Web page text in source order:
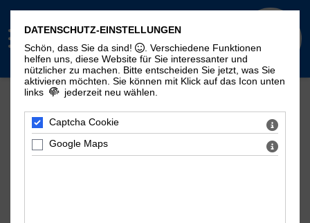
Mehr Seiten zum Thema "Moritzorgel":
Geschichte
Zeitstrahl
Disposition
Kontakt
DATENSCHUTZ-EINSTELLUNGEN
Schön, dass Sie da sind!
. Verschiedene Funktionen
helfen uns, diese Website für Sie interessanter und
nützlicher zu machen.
Bitte entscheiden Sie jetzt, was Sie
aktivieren möchten. Sie können mit Klick auf das Icon unten
links
jederzeit neu wählen.
Captcha Cookie
Google Maps